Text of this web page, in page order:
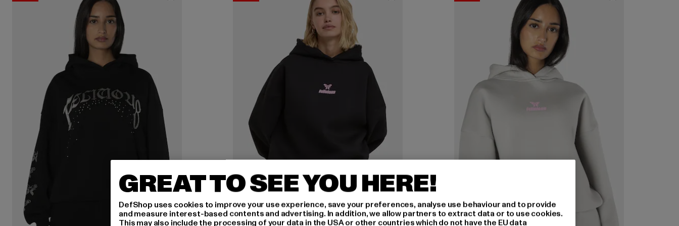
GREAT TO SEE YOU HERE!
DefShop uses cookies to improve your use experience, save your preferences, analyse use behaviour and to provide
and measure interest-based contents and advertising. In addition, we allow partners to extract data or to use cookies.
This may also include the processing of your data in the USA or other countries which do not have the EU data